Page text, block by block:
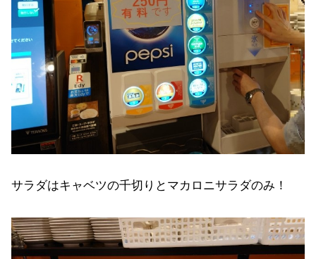
サラダはキャベツの千切りとマカロニサラダのみ！